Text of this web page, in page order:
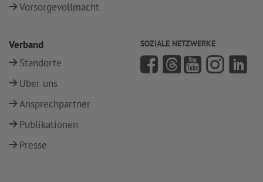
Vorsorgevollmacht
Verband
Standorte
Über uns
Ansprechpartner
Publikationen
Presse
SOZIALE NETZWERKE